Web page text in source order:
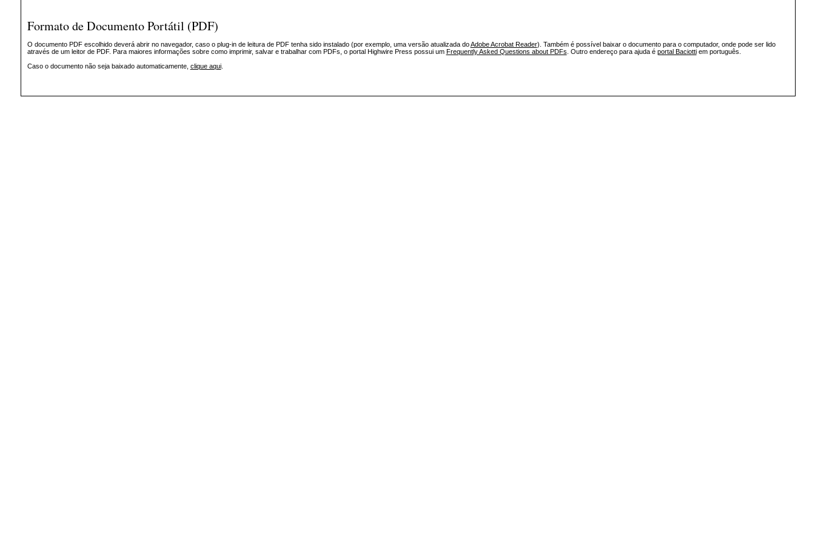
Formato de Documento Portátil (PDF)
O documento PDF escolhido deverá abrir no navegador, caso o plug-in de leitura de PDF tenha sido instalado (por exemplo, uma versão atualizada doAdobe Acrobat Reader). Também é possível baixar o documento para o computador, onde pode ser lido
através de um leitor de PDF. Para maiores informações sobre como imprimir, salvar e trabalhar com PDFs, o portal Highwire Press possui um Frequently Asked Questions about PDFs . Outro endereço para ajuda é portal Baciottiem português.
Caso o documento não seja baixado automaticamente, clique aqui.